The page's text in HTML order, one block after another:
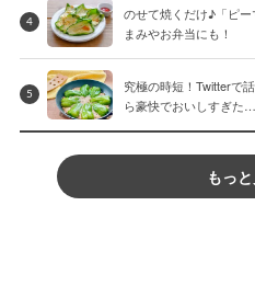
4
のせて焼くだけ♪「ピ
まみやお弁当にも！
5
究極の時短！Twitterで
ら豪快でおいしすぎた…
もっ